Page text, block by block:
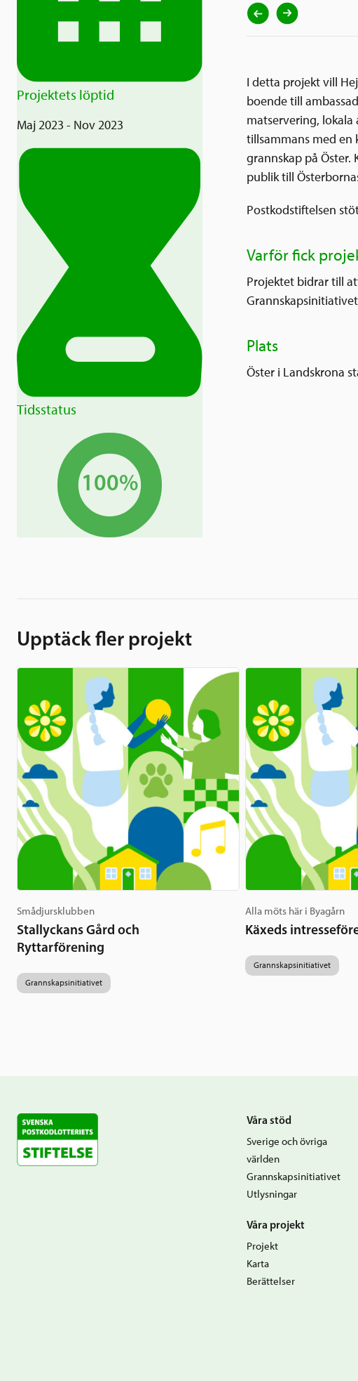
Projektets löptid
Maj 2023 - Nov 2023
Tidsstatus
100%
I detta projekt vill
boende till
matservering,
tillsammans med en
grannskap på Öster.
publik till
Postkodstiftelsen
Varför fick
Projektet bidrar till
Plats
Öster i Landskrona
Upptäck fler projekt
Smådjursklubben
Stallyckans Gård och
Ryttarförening
Grannskapsinitiativet
Alla möts här i Byagårn
Käxeds
Grannskapsinitiativet
Våra stöd
Sverige och övriga
världen
Grannskapsinitiativet
Utlysningar
Våra projekt
Projekt
Karta
Berättelser